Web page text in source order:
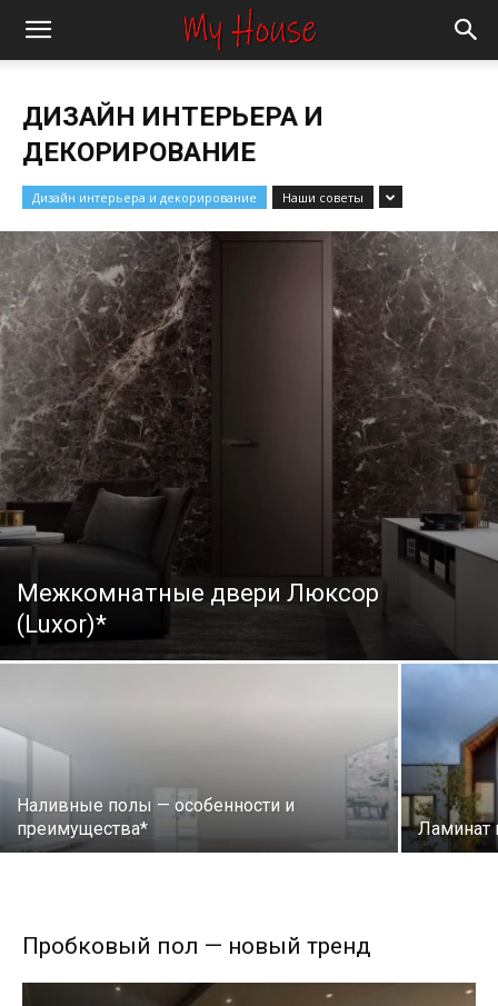
ДИЗАЙН ИНТЕРЬЕРА И
ДЕКОРИРОВАНИЕ
Дизайн интерьера и декорирование Наши советы
Межкомнатные двери Люксор
(Luxor)*
Наливные полы — особенности и
преимущества*
Ламинат
Пробковый пол — новый тренд